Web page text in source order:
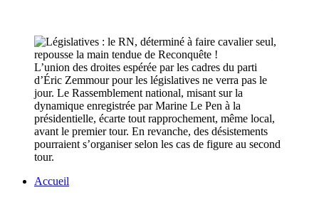
L’union des droites espérée par les cadres du parti
d’Éric Zemmour pour les législatives ne verra pas le
jour. Le Rassemblement national, misant sur la
dynamique enregistrée par Marine Le Pen à la
présidentielle, écarte tout rapprochement, même local,
avant le premier tour. En revanche, des désistements
pourraient s’organiser selon les cas de figure au second
tour.
Accueil